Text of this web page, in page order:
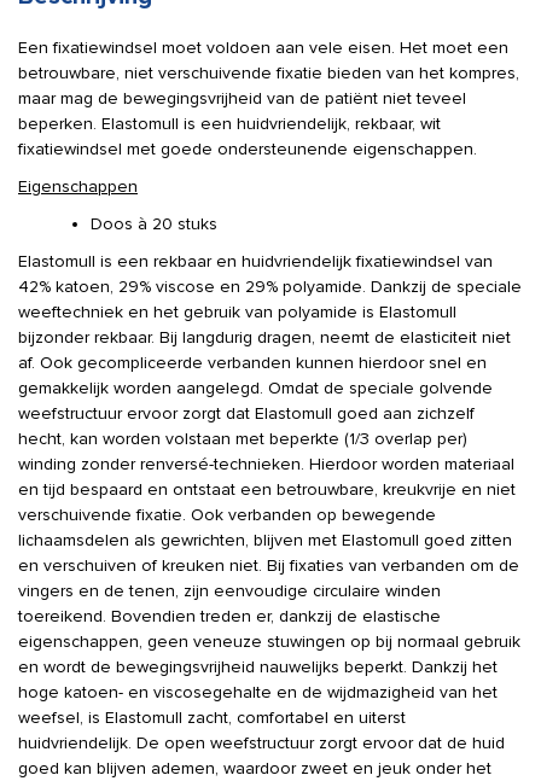
gecellofaneerd
(20
stuks)
aantal
Een fixatiewindsel moet voldoen aan vele eisen. Het moet een
betrouwbare, niet verschuivende fixatie bieden van het kompres,
maar mag de bewegingsvrijheid van de patiënt niet teveel
beperken. Elastomull is een huidvriendelijk, rekbaar, wit
fixatiewindsel met goede ondersteunende eigenschappen.
Eigenschappen
Doos à 20 stuks
Elastomull is een rekbaar en huidvriendelijk fixatiewindsel van
42% katoen, 29% viscose en 29% polyamide. Dankzij de speciale
weeftechniek en het gebruik van polyamide is Elastomull
bijzonder rekbaar. Bij langdurig dragen, neemt de elasticiteit niet
af. Ook gecompliceerde verbanden kunnen hierdoor snel en
gemakkelijk worden aangelegd. Omdat de speciale golvende
weefstructuur ervoor zorgt dat Elastomull goed aan zichzelf
hecht, kan worden volstaan met beperkte (1/3 overlap per)
winding zonder renversé-technieken. Hierdoor worden materiaal
en tijd bespaard en ontstaat een betrouwbare, kreukvrije en niet
verschuivende fixatie. Ook verbanden op bewegende
lichaamsdelen als gewrichten, blijven met Elastomull goed zitten
en verschuiven of kreuken niet. Bij fixaties van verbanden om de
vingers en de tenen, zijn eenvoudige circulaire winden
toereikend. Bovendien treden er, dankzij de elastische
eigenschappen, geen veneuze stuwingen op bij normaal gebruik
en wordt de bewegingsvrijheid nauwelijks beperkt. Dankzij het
hoge katoen- en viscosegehalte en de wijdmazigheid van het
weefsel, is Elastomull zacht, comfortabel en uiterst
huidvriendelijk. De open weefstructuur zorgt ervoor dat de huid
goed kan blijven ademen, waardoor zweet en jeuk onder het